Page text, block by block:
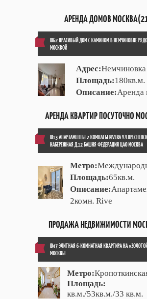
АРЕНДА ДОМОВ
ID62 КРАСИВЫЙ ДОМ С КАМИНОМ В НЕМЧИНОВКЕ
МОСКВОЙ
Адрес:
Площадь:180кв.м.
Описание:Аренда
АРЕНДА КВАРТИР ПОСУТОЧНО
ID13 АПАРТАМЕНТЫ 2 КОМНАТЫ RIVERA
НАБЕРЕЖНАЯ Д.12 БАШНЯ ФЕДЕРАЦИЯ ЦАО МОСКВА
Метро:
Площадь:65кв.м.
Описание:
2комн. Rive
ПРОДАЖА НЕДВИЖИМОСТИ
ID47 ЭЛИТНАЯ 6-КОМНАТНАЯ КВАРТИРА НА
МОСКВЫ
Метро:
Площадь:
кв.м./53кв.м./33 кв.м.